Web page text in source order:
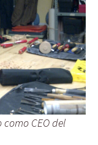
CEO del